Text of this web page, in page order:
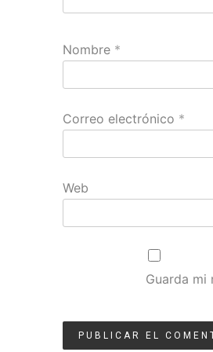
Nombre *
Correo electrónico *
Web
Guarda